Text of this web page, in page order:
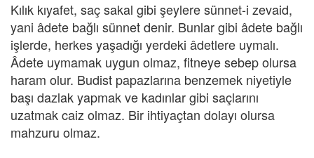
Kılık kıyafet, saç sakal gibi şeylere sünnet-i zevaid,
yani âdete bağlı sünnet denir. Bunlar gibi âdete bağlı
işlerde, herkes yaşadığı yerdeki âdetlere uymalı.
Âdete uymamak uygun olmaz, fitneye sebep olursa
haram olur. Budist papazlarına benzemek niyetiyle
başı dazlak yapmak ve kadınlar gibi saçlarını
uzatmak caiz olmaz. Bir ihtiyaçtan dolayı olursa
mahzuru olmaz.